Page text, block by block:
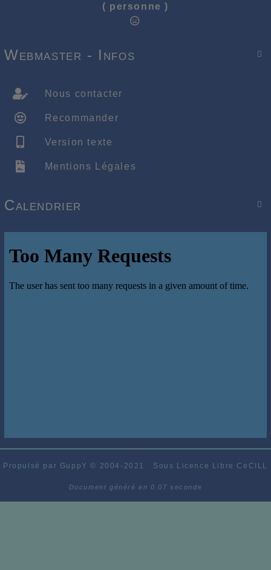
( personne )

Webmaster - Infos
Nous contacter
Recommander
Version texte
Mentions Légales

Calendrier
Propulsé par GuppY© 2004-2021 Sous Licence Libre CeCILL
Document généré en 0.07 seconde